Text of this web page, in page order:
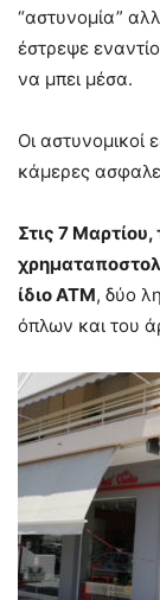
“αστυνομία”
έστρεψε
να μπει μέσα.
Οι αστυνομικοί
κάμερες
Στις 7
ίδιο ΑΤΜ, δύο
όπλων και του